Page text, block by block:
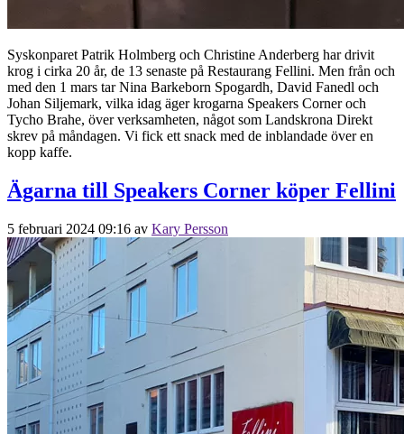
Syskonparet Patrik Holmberg och Christine Anderberg har drivit
krog i cirka 20 år, de 13 senaste på Restaurang Fellini. Men från och
med den 1 mars tar Nina Barkeborn Spogardh, David Fanedl och
Johan Siljemark, vilka idag äger krogarna Speakers Corner och
Tycho Brahe, över verksamheten, något som Landskrona Direkt
skrev på måndagen. Vi fick ett snack med de inblandade över en
kopp kaffe.
Ägarna till Speakers Corner köper Fellini
5 februari 2024 09:16 av Kary Persson